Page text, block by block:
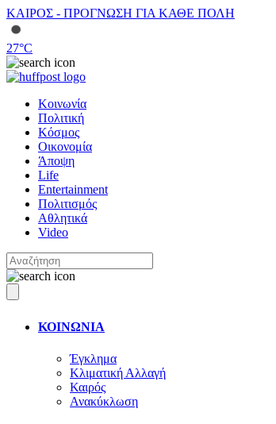
ΚΑΙΡΟΣ - ΠΡΟΓΝΩΣΗ ΓΙΑ ΚΑΘΕ ΠΟΛΗ
27°C
Κοινωνία
Πολιτική
Κόσμος
Οικονομία
Άποψη
Life
Entertainment
Πολιτισμός
Αθλητικά
Video
ΚΟΙΝΩΝΙΑ
Έγκλημα
Κλιματική Αλλαγή
Καιρός
Ανακύκλωση